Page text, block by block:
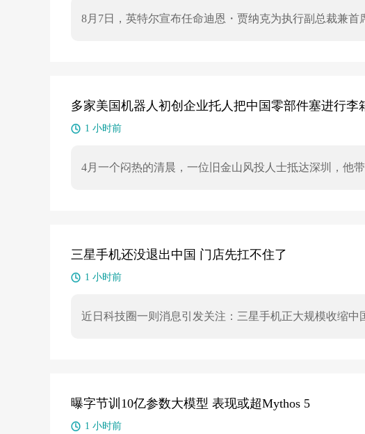
8月7日，英特尔宣布任命迪恩・贾纳克为执行副总裁兼
多家美国机器人初创企业托人把中国零部件塞进行李
1 小时前
4月一个闷热的清晨，一位旧金山风投人士抵达深圳，他
三星手机还没退出中国 门店先扛不住了
1 小时前
近日科技圈一则消息引发关注：三星手机正大规模收缩
曝字节训10亿参数大模型 表现或超Mythos 5
1 小时前